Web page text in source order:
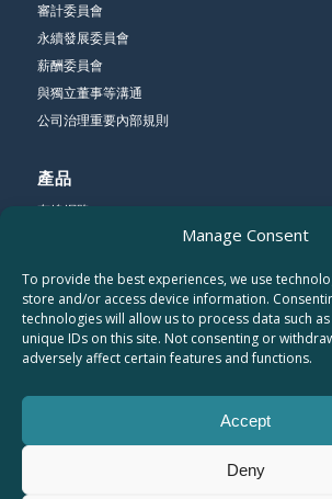
Manage Consent
To provide the best experiences, we use
store and/or access device information.
technologies will allow us to process data such
unique IDs on this site. Not consenting or
adversely affect certain features and functions.
Accept
Deny
審計委員會
永續發展委員會
薪酬委員會
與獨立董事等溝通
公司治理重要內部規則
產品
有線網路
公司
關於友勁